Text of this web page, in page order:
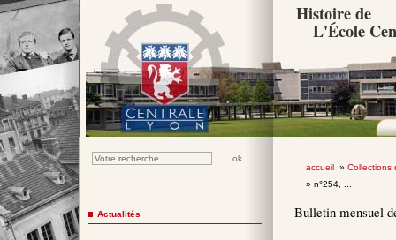
Histoire de
L'École
accueil» Collections
» n°254, ...
Bulletin mensuel
Actualités